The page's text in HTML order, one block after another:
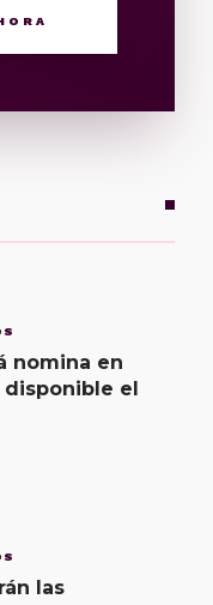
nomina en
el
las